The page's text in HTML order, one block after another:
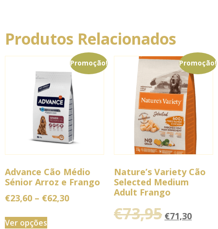
Produtos Relacionados
Promoção!
Advance Cão Médio
Sénior Arroz e Frango
€23,60 – €62,30
Ver opções
Promoção!
Nature’s Variety Cão
Selected Medium
Adult Frango
€73,95 €71,30